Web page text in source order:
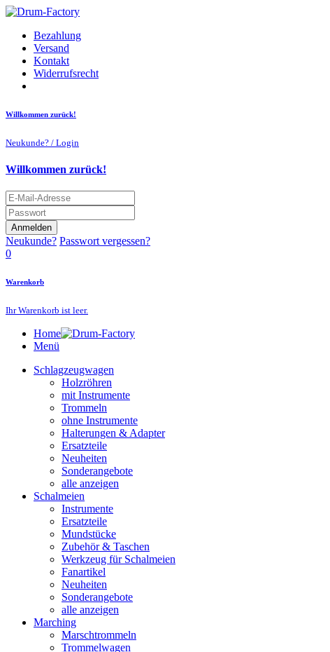
Bezahlung
Versand
Kontakt
Widerrufsrecht
Willkommen zurück!
Neukunde? / Login
Willkommen zurück!
Anmelden
Neukunde? Passwort vergessen?
0
Warenkorb
Ihr Warenkorb ist leer.
Home
Menü
Schlagzeugwagen
Holzröhren
mit Instrumente
Trommeln
ohne Instrumente
Halterungen & Adapter
Ersatzteile
Neuheiten
Sonderangebote
alle anzeigen
Schalmeien
Instrumente
Ersatzteile
Mundstücke
Zubehör & Taschen
Werkzeug für Schalmeien
Fanartikel
Neuheiten
Sonderangebote
alle anzeigen
Marching
Marschtrommeln
Trommelwagen